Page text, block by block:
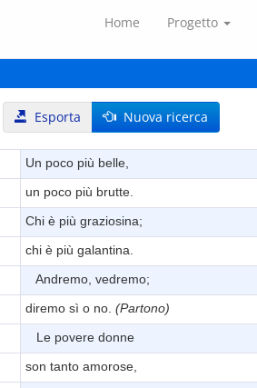
Home Progetto
Esporta Nuova ricerca
Un poco più belle,
un poco più brutte.
Chi è più graziosina;
chi è più galantina.
Andremo, vedremo;
diremo sì o no.(Partono)
Le povere donne
son tanto amorose,